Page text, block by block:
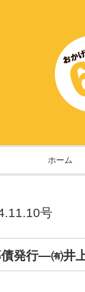
ホーム
号
発行―㈲井